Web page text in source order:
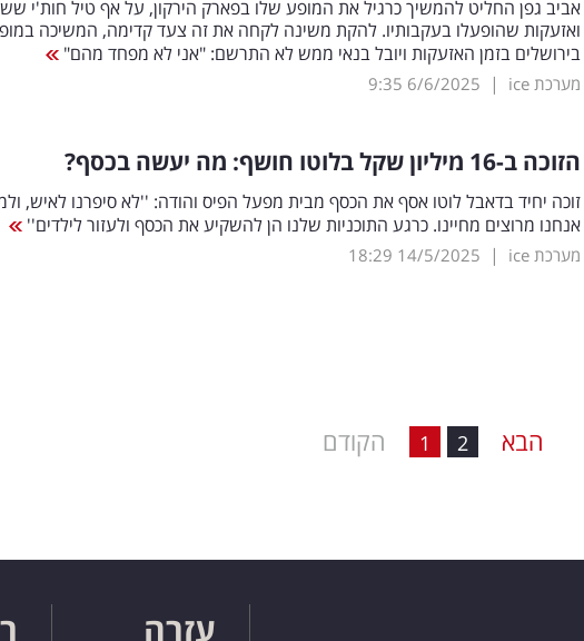
אביב גפן החליט להמשיך כרגיל את המופע שלו בפארק הירקון, על אף טיל חות'י
ואזעקות שהופעלו בעקבותיו. להקת משינה לקחה את זה צעד קדימה, המשיכה
בירושלים בזמן האזעקות ויובל בנאי ממש לא התרשם: "אני לא מפחד מהם"
מערכת ice |
6/6/2025
9:35
הזוכה ב-16 מיליון שקל בלוטו חושף: מה יעשה בכסף?
זוכה יחיד בדאבל לוטו אסף את הכסף מבית מפעל הפיס והודה: ''לא סיפרנו לאיש,
אנחנו מרוצים מחיינו. כרגע התוכניות שלנו הן להשקיע את הכסף ולעזור לילדים''
מערכת ice |
14/5/2025
18:29
הקודם 1 2 הבא
עזרה